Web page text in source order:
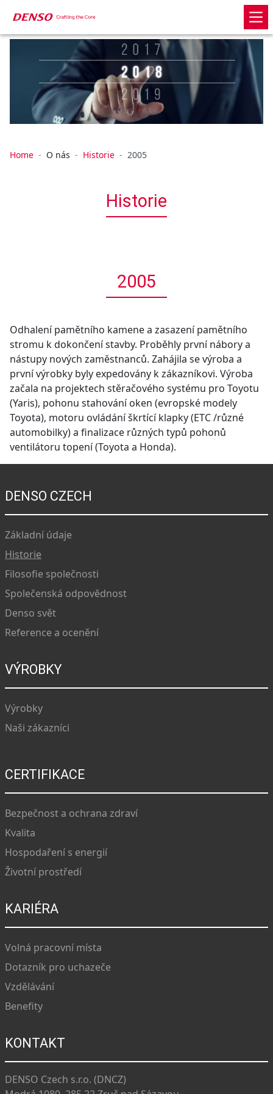
Home O nás Historie 2005
Historie
2005
Odhalení pamětního kamene a zasazení pamětního
stromu k dokončení stavby. Proběhly první nábory a
nástupy nových zaměstnanců. Zahájila se výroba a
první výrobky byly expedovány k zákazníkovi. Výroba
začala na projektech stěračového systému pro Toyotu
(Yaris), pohonu stahování oken (evropské modely
Toyota), motoru ovládání škrtící klapky (ETC /různé
automobilky) a finalizace různých typů pohonů
ventilátoru topení (Toyota a Honda).
DENSO CZECH
Základní údaje
Historie
Filosofie společnosti
Společenská odpovědnost
Denso svět
Reference a ocenění
VÝROBKY
Výrobky
Naši zákazníci
CERTIFIKACE
Bezpečnost a ochrana zdraví
Kvalita
Hospodaření s energií
Životní prostředí
KARIÉRA
Volná pracovní místa
Dotazník pro uchazeče
Vzdělávání
Benefity
KONTAKT
DENSO Czech s.r.o. (DNCZ)